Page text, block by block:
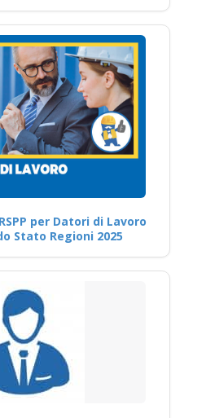
per Datori di Lavoro
Stato Regioni 2025